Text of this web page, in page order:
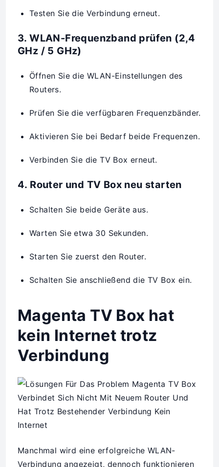
Testen Sie die Verbindung erneut.
3. WLAN-Frequenzband prüfen (2,4
GHz / 5 GHz)
Öffnen Sie die WLAN-Einstellungen des
Routers.
Prüfen Sie die verfügbaren Frequenzbänder.
Aktivieren Sie bei Bedarf beide Frequenzen.
Verbinden Sie die TV Box erneut.
4. Router und TV Box neu starten
Schalten Sie beide Geräte aus.
Warten Sie etwa 30 Sekunden.
Starten Sie zuerst den Router.
Schalten Sie anschließend die TV Box ein.
Magenta TV Box hat
kein Internet trotz
Verbindung
Manchmal wird eine erfolgreiche WLAN-
Verbindung angezeigt, dennoch funktionieren